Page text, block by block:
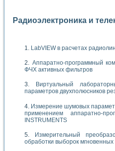
Радиоэлектроника и
LabVIEW в расчетах
Аппаратно-программный
ФЧХ активных фильтров
Виртуальный
параметров двухполюсников
Измерение шумовых
применением аппаратно-
INSTRUMENTS
Измерительный
обработки выборок мгновенных